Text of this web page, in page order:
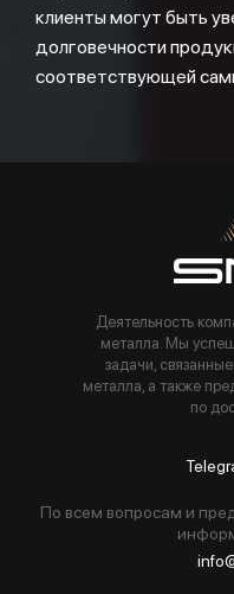
клиенты могут быть
долговечности
соответствующей
Деятельность
металла. Мы
задачи,
металла, а также
по
По всем вопросам и